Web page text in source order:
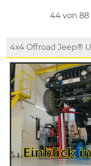
44 von 88
4x4 Offroad Jeep®